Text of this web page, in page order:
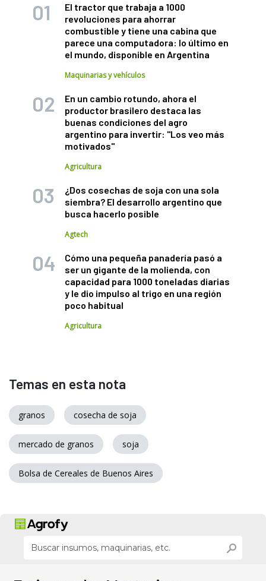
El tractor que trabaja a 1000
revoluciones para ahorrar
combustible y tiene una cabina que
parece una computadora: lo último en
el mundo, disponible en Argentina
Maquinarias y vehículos
En un cambio rotundo, ahora el
productor brasilero destaca las
buenas condiciones del agro
argentino para invertir: "Los veo más
motivados"
Agricultura
¿Dos cosechas de soja con una sola
siembra? El desarrollo argentino que
busca hacerlo posible
Agtech
Cómo una pequeña panadería pasó a
ser un gigante de la molienda, con
capacidad para 1000 toneladas diarias
y le dio impulso al trigo en una región
poco habitual
Agricultura
Temas en esta nota
granos cosecha de soja
mercado de granos soja
Bolsa de Cereales de Buenos Aires